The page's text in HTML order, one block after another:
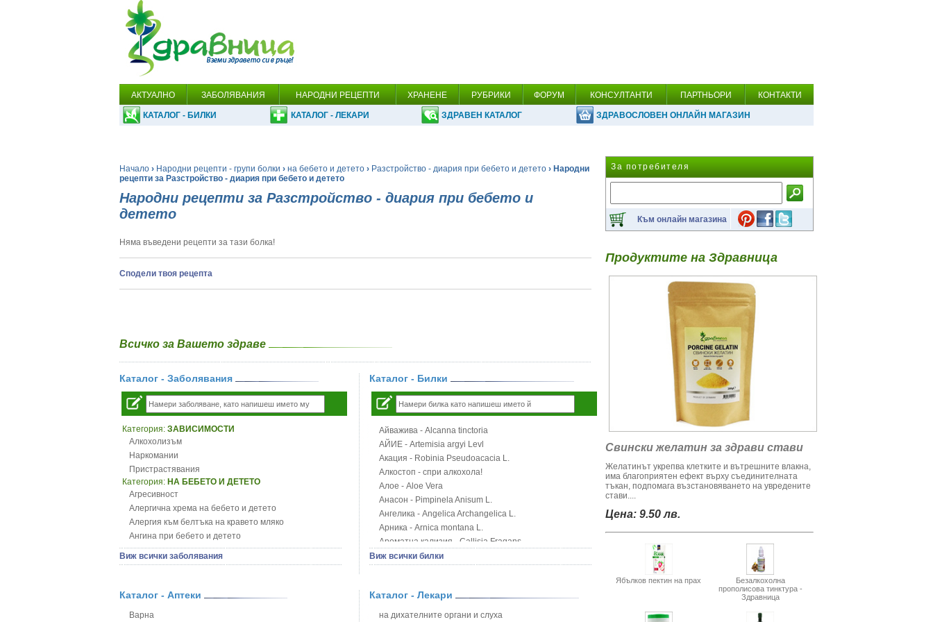
АКТУАЛНО ЗАБОЛЯВАНИЯ НАРОДНИ РЕЦЕПТИ ХРАНЕНЕ РУБРИКИ ФОРУМ КОНСУЛТАНТИ ПАРТНЬОРИ КОНТАКТИ
КАТАЛОГ - БИЛКИ КАТАЛОГ - ЛЕКАРИ ЗДРАВЕН КАТАЛОГ ЗДРАВОСЛОВЕН ОНЛАЙН МАГАЗИН
Начало › Народни рецепти - групи болки › на бебето и детето › Разстройство - диария при бебето и детето › Народни
рецепти за Разстройство - диария при бебето и детето
Народни рецепти за Разстройство - диария при бебето и
детето
Няма въведени рецепти за тази болка!
Сподели твоя рецепта
Всичко за Вашето здраве
Каталог - Заболявания
Категория: ЗАВИСИМОСТИ
Алкохолизъм
Наркомании
Пристрастявания
Категория: НА БЕБЕТО И ДЕТЕТО
Агресивност
Алергична хрема на бебето и детето
Алергия към белтъка на кравето мляко
Ангина при бебето и детето
Анемия при бебето и детето
Апетит - пълни деца
Безапетитие при бебето и детето
Бронхит и пневмония при деца
Виж всички заболявания
Каталог - Билки
Айважива - Alcanna tinctoria
АЙИЕ - Artemisia argyi Levl
Акация - Robinia Pseudoacacia L.
Алкостоп - спри алкохола!
Алое - Aloe Vera
Анасон - Pimpinela Anisum L.
Ангелика - Angelica Archangelica L.
Арника - Arnica montana L.
Ароматна кализия - Callisia Fragans
Арония - Sorbus melanocorpa
Блатен аир - Acorus calamus L.
Блатен тъжник - Spirea ulmaria L.
Виж всички билки
Каталог - Аптеки
Варна
Каталог - Лекари
на дихателните органи и слуха
За потребителя
Към онлайн магазина
Продуктите на Здравница
Свински желатин за здрави стави
Желатинът укрепва клетките и вътрешните влакна,
има благоприятен ефект върху съединителната
тъкан, подпомага възстановяването на увредените
стави....
Цена: 9.50 лв.
Ябълков пектин на прах
Безалкохолна
прополисова тинктура -
Здравница